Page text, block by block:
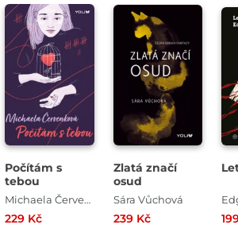
Počítám s
tebou
Michaela Červenková
229 Kč
Zlatá značí
osud
Sára Vůchová
239 Kč